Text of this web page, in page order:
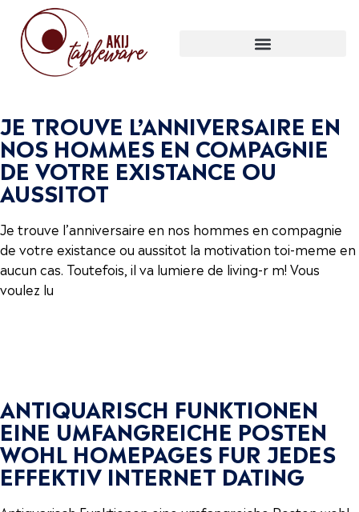
JE TROUVE L’ANNIVERSAIRE EN
NOS HOMMES EN COMPAGNIE
DE VOTRE EXISTANCE OU
AUSSITOT
Je trouve l’anniversaire en nos hommes en compagnie
de votre existance ou aussitot la motivation toi-meme en
aucun cas. Toutefois, il va lumiere de living-r m! Vous
voulez lu
ANTIQUARISCH FUNKTIONEN
EINE UMFANGREICHE POSTEN
WOHL HOMEPAGES FUR JEDES
EFFEKTIV INTERNET DATING